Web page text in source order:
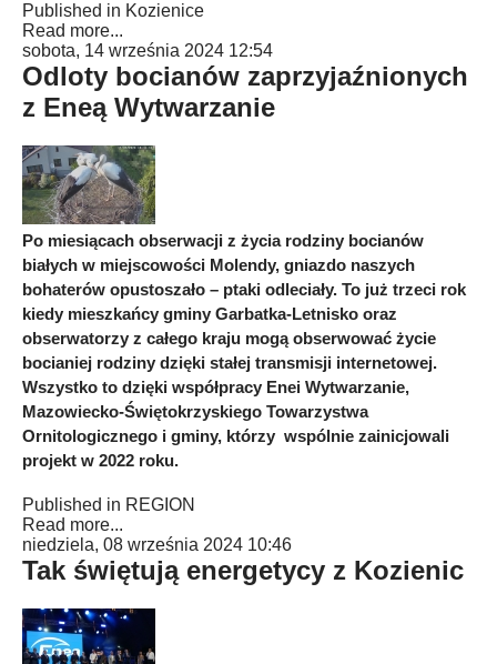
Published in Kozienice
Read more...
sobota, 14 września 2024 12:54
Odloty bocianów zaprzyjaźnionych
z Eneą Wytwarzanie
Po miesiącach obserwacji z życia rodziny bocianów
białych w miejscowości Molendy, gniazdo naszych
bohaterów opustoszało – ptaki odleciały. To już trzeci rok
kiedy mieszkańcy gminy Garbatka-Letnisko oraz
obserwatorzy z całego kraju mogą obserwować życie
bocianiej rodziny dzięki stałej transmisji internetowej.
Wszystko to dzięki współpracy Enei Wytwarzanie,
Mazowiecko-Świętokrzyskiego Towarzystwa
Ornitologicznego i gminy, którzy wspólnie zainicjowali
projekt w 2022 roku.
Published in REGION
Read more...
niedziela, 08 września 2024 10:46
Tak świętują energetycy z Kozienic